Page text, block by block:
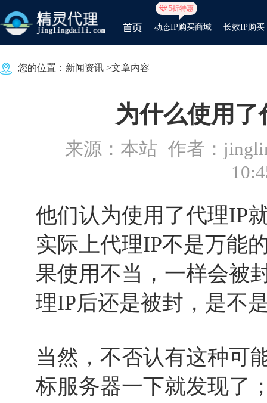
5折特惠
动态IP购买商城 长效IP购买
您的位置： 新闻资讯 >文章内容
为什么使用
来源：本站 作者：
他们认为使用了代理IP
实际上代理IP不是万能
果使用不当，一样会被
理IP后还是被封，是不
当然，不否认有这种可
标服务器一下就发现了